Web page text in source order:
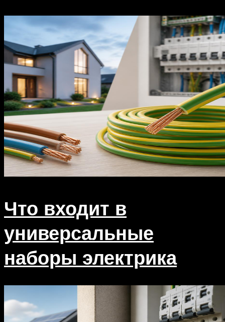
Что входит в
универсальные
наборы электрика